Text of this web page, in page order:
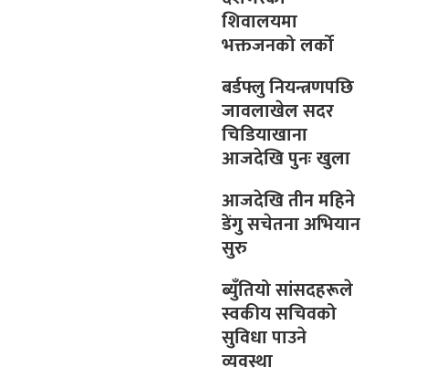
शिवालयमा
भक्तजनको लर्को
बर्डफ्लु नियन्त्रणपछि
जावलाखेल सदर
चिडियाखाना
आजदेखि पुनः खुला
आजदेखि तीन महिने
डेंगु सचेतना अभियान
सुरु
ब्युँतियो सांसदहरूले
स्वकीय सचिवको
सुविधा पाउने
व्यवस्था